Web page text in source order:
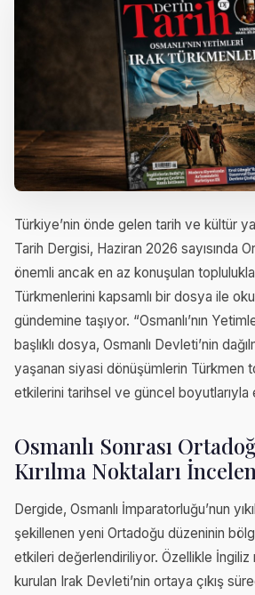
Türkiye’nin önde gelen tarih ve kültür
Tarih Dergisi, Haziran 2026 sayısında
önemli ancak en az konuşulan
Türkmenlerini kapsamlı bir dosya ile
gündemine taşıyor. “Osmanlı’nın
başlıklı dosya, Osmanlı Devleti’nin
yaşanan siyasi dönüşümlerin Türkmen
etkilerini tarihsel ve güncel boyutlarıyla
Osmanlı Sonrası
Kırılma Noktaları
Dergide, Osmanlı İmparatorluğu’nun
şekillenen yeni Ortadoğu düzeninin
etkileri değerlendiriliyor. Özellikle İngiliz
kurulan Irak Devleti’nin ortaya çıkış